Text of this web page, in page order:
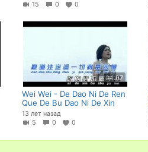
15
0 0
04:07
Wei Wei - De Dao Ni De Ren
Que De Bu Dao Ni De Xin
13 лет назад
5
0 0